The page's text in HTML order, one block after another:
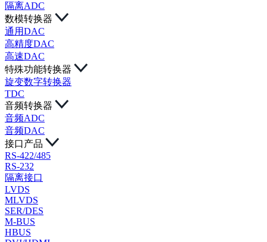
隔离ADC
数模转换器
通用DAC
高精度DAC
高速DAC
特殊功能转换器
旋变数字转换器
TDC
音频转换器
音频ADC
音频DAC
接口产品
RS-422/485
RS-232
隔离接口
LVDS
MLVDS
SER/DES
M-BUS
HBUS